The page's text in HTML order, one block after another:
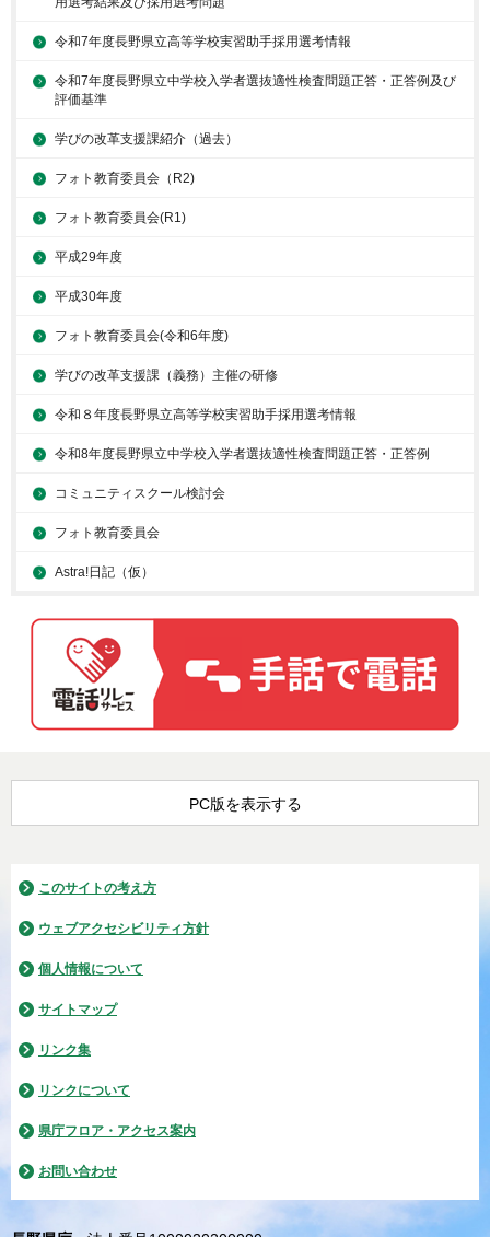
令和7年度長野県立高等学校実習助手採用選考情報
令和7年度長野県立中学校入学者選抜適性検査問題正答・正答例及び
評価基準
学びの改革支援課紹介（過去）
フォト教育委員会（R2)
フォト教育委員会(R1)
平成29年度
平成30年度
フォト教育委員会(令和6年度)
学びの改革支援課（義務）主催の研修
令和８年度長野県立高等学校実習助手採用選考情報
令和8年度長野県立中学校入学者選抜適性検査問題正答・正答例
コミュニティスクール検討会
フォト教育委員会
Astra!日記（仮）
PC版を表示する
このサイトの考え方
ウェブアクセシビリティ方針
個人情報について
サイトマップ
リンク集
リンクについて
県庁フロア・アクセス案内
お問い合わせ